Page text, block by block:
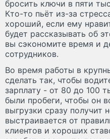
бросить ключи в пяти
Кто-то пьёт из-за
хороший, если ему
будет рассказывать об
вы сэкономите время и
сотрудников.
Во время работы в
сделать так, чтобы
зарплату - от 80 до 100
были пробеги, чтобы он
выгрузки сразу получит
выстраивается от
клиентов и хороших